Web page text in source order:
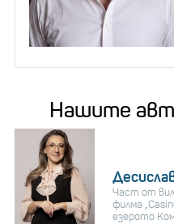
Нашите
Част от
филма
езерото